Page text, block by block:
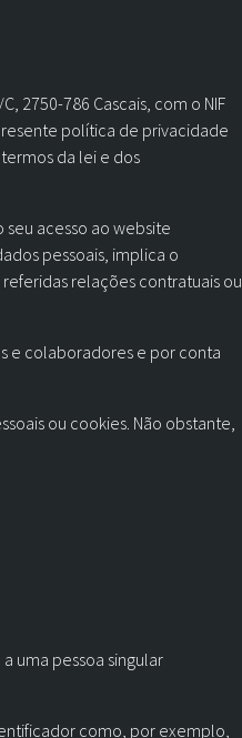
2750-786 Cascais, com o NIF
política de privacidade
da lei e dos
acesso ao website
pessoais, implica o
relações contratuais ou
e colaboradores e por conta
ou cookies. Não obstante,
uma pessoa singular
como, por exemplo,